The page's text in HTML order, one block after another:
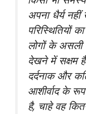
अपना धैर्य
परिस्थितियों
लोगों के
देखने में सक्षम
दर्दनाक और
आशीर्वाद के
है, चाहे वह